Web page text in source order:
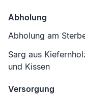
Abholung
Abholung am
Sarg aus
und Kissen
Versorgung